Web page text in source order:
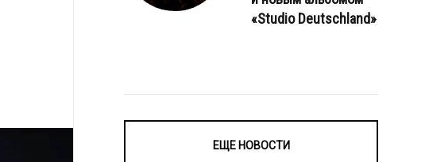
«Studio Deutschland»
ЕЩЕ НОВОСТИ